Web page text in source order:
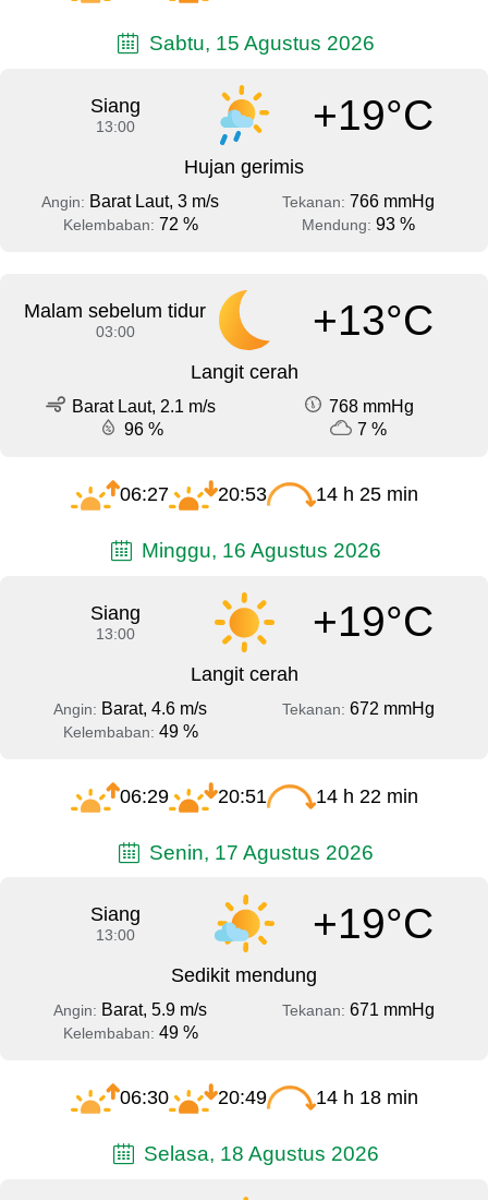
Sabtu, 15 Agustus 2026
Siang
13:00 +19°C
Hujan gerimis
Angin: Barat Laut, 3 m/s Tekanan: 766 mmHg
Kelembaban: 72 % Mendung: 93 %
Malam sebelum tidur
03:00 +13°C
Langit cerah
Barat Laut, 2.1 m/s
768 mmHg
96 %
7 %
06:27 20:53 14 h 25 min
Minggu, 16 Agustus 2026
Siang
13:00 +19°C
Langit cerah
Angin: Barat, 4.6 m/s Tekanan: 672 mmHg
Kelembaban: 49 %
06:29 20:51 14 h 22 min
Senin, 17 Agustus 2026
Siang
13:00 +19°C
Sedikit mendung
Angin: Barat, 5.9 m/s Tekanan: 671 mmHg
Kelembaban: 49 %
06:30 20:49 14 h 18 min
Selasa, 18 Agustus 2026